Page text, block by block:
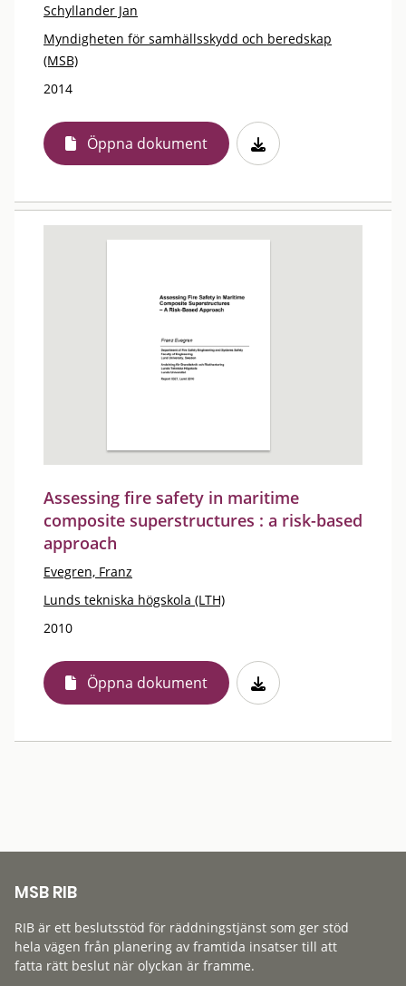
Schyllander Jan
Myndigheten för samhällsskydd och beredskap
(MSB)
2014
Öppna dokument
Assessing fire safety in maritime
composite superstructures : a risk-based
approach
Evegren, Franz
Lunds tekniska högskola (LTH)
2010
Öppna dokument
MSB RIB
RIB är ett beslutsstöd för räddningstjänst som ger stöd
hela vägen från planering av framtida insatser till att
fatta rätt beslut när olyckan är framme.